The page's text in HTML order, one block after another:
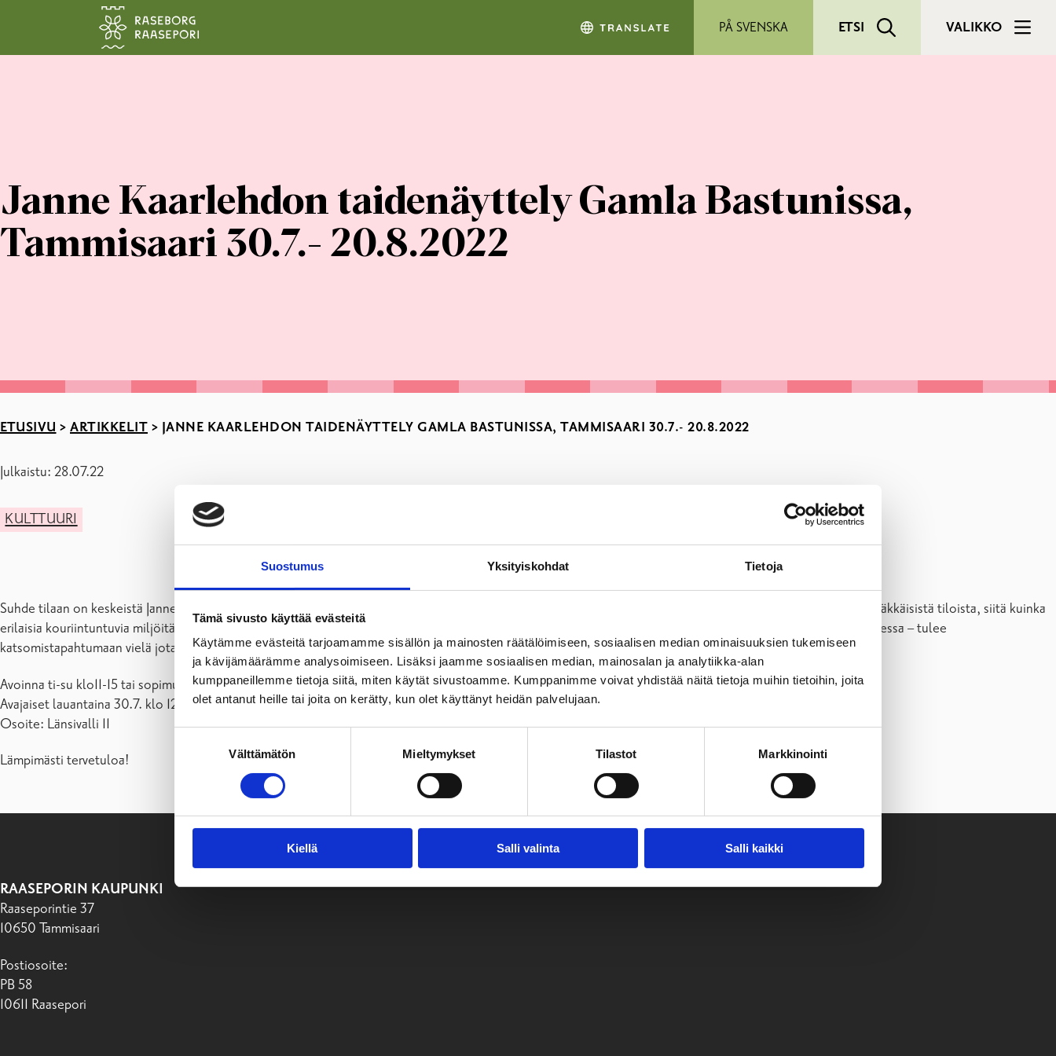
Suostumus Yksityiskohdat Tietoja
Tämä sivusto käyttää evästeitä
Käytämme evästeitä tarjoamamme sisällön ja mainosten räätälöimiseen, sosiaalisen median ominaisuuksien tukemiseen
ja kävijämäärämme analysoimiseen. Lisäksi jaamme sosiaalisen median, mainosalan ja analytiikka-alan
kumppaneillemme tietoja siitä, miten käytät sivustoamme. Kumppanimme voivat yhdistää näitä tietoja muihin tietoihin, joita
olet antanut heille tai joita on kerätty, kun olet käyttänyt heidän palvelujaan.
Välttämätön Mieltymykset Tilastot Markkinointi
Kiellä Salli valinta Salli kaikki
PÅ SVENSKA ETSI VALIKKO
Janne Kaarlehdon taidenäyttely Gamla Bastunissa,
Tammisaari 30.7.- 20.8.2022
ETUSIVU > ARTIKKELIT > JANNE KAARLEHDON TAIDENÄYTTELY GAMLA BASTUNISSA, TAMMISAARI 30.7.- 20.8.2022
Julkaistu: 28.07.22
KULTTUURI
Suhde tilaan on keskeistä Janne Kaarlehdon abstrakteissa maalauksissa, vaikka ne eivät olekaan sidoksissa tiettyyn ympäristöön. Kaarlehto on kiinnostunut sisäkkäisistä tiloista, siitä kuinka
erilaisia kouriintuntuvia miljöitä voi käyttää osana taiteellista ilmaisua. Kun maalaus asetetaan esille tietyssä paikassa – kuten nyt Gamla Bastunissa Tammisaaressa – tulee
katsomistapahtumaan vielä jotakin lisää: taiteen paikkakohtainen ulottuvuus.
Avoinna ti-su klo11-15 tai sopimuksen mukaan.
Avajaiset lauantaina 30.7. klo 12 – 18.
Osoite: Länsivalli 11
Lämpimästi tervetuloa!
RAASEPORIN KAUPUNKI
Raaseporintie 37
10650 Tammisaari
Postiosoite:
PB 58
10611 Raasepori